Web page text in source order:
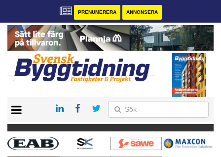
PRENUMERERA ANNONSERA
PRENUMERERA
VÅRA ANDRA MAGASIN